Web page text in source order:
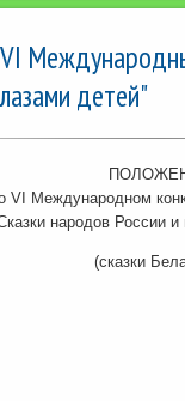
детей"
VI Международном
народов России
(сказки